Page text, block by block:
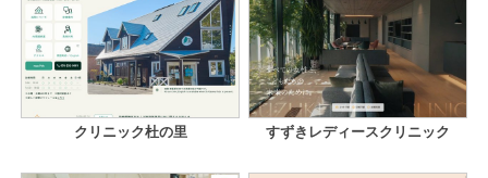
クリニック杜の里 すずきレディースクリニック